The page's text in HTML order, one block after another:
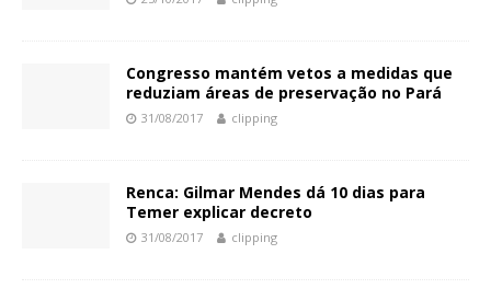
Congresso mantém vetos a medidas que
reduziam áreas de preservação no Pará
31/08/2017 clipping
Renca: Gilmar Mendes dá 10 dias para
Temer explicar decreto
31/08/2017 clipping